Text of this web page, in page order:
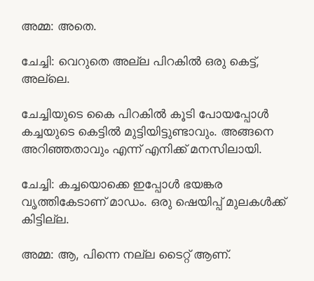
അമ്മ: അതെ.
ചേച്ചി: വെറുതെ അല്ല പിറകിൽ ഒരു കെട്ട്,
അല്ലെ.
ചേച്ചിയുടെ കൈ പിറകിൽ കൂടി പോയപ്പോൾ
കച്ചയുടെ കെട്ടിൽ മുട്ടിയിട്ടുണ്ടാവും. അങ്ങനെ
അറിഞ്ഞതാവും എന്ന് എനിക്ക് മനസിലായി.
ചേച്ചി: കച്ചയൊക്കെ ഇപ്പോൾ ഭയങ്കര
വൃത്തികേടാണ് മാഡം. ഒരു ഷെയിപ്പ് മുലകൾക്ക്
കിട്ടില്ല.
അമ്മ: ആ, പിന്നെ നല്ല ടൈറ്റ് ആണ്.